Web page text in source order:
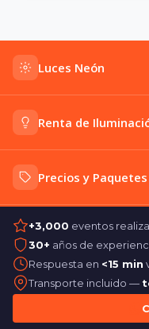
Luces Neón
Renta de
Precios y Paquetes
+3,000 eventos
30+ años de
Respuesta en <15 min
Transporte incluido —